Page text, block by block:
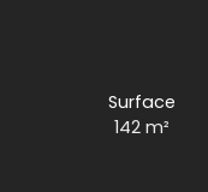
Surface
142m²